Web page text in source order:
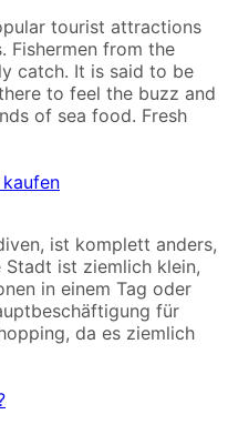
tourist attractions
Fishermen from the
catch. It is said to be
to feel the buzz and
of sea food. Fresh
ist komplett anders,
Stadt ist ziemlich klein,
in einem Tag oder
für
da es ziemlich